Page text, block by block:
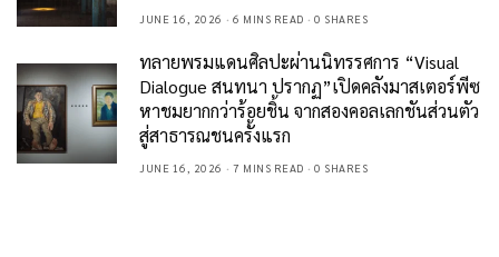
JUNE 16, 2026 6 MINS READ 0 SHARES
ทลายพรมแดนศิลปะผ่านนิทรรศการ “Visual
Dialogue สนทนา ปรากฏ”เปิดคลังมาสเตอร์พีซ
หาชมยากกว่าร้อยชิ้น จากสองคอลเลกชันส่วนตัว
สู่สาธารณชนครั้งแรก
JUNE 16, 2026 7 MINS READ 0 SHARES